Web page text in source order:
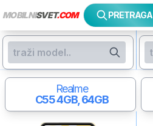
MOBILNISVET.COM PRETRAGA
Realme
C554GB, 64GB